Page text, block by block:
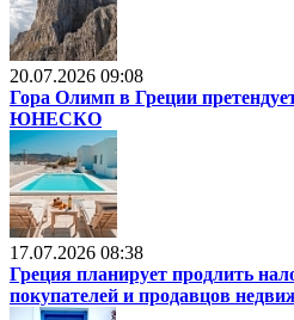
20.07.2026 09:08
Гора Олимп в Греции
ЮНЕСКО
17.07.2026 08:38
Греция планирует продлить
покупателей и продавцов